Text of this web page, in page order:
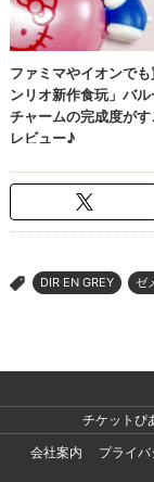
> DIR EN GREY ゼ
チケットぴ
会社案内
プライ